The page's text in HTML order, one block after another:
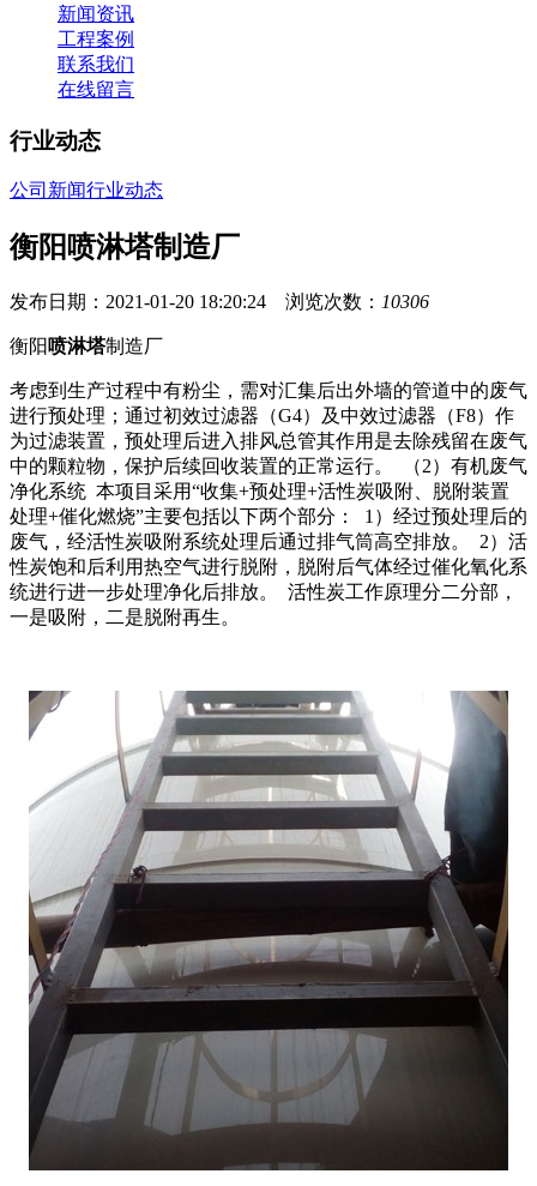
新闻资讯
工程案例
联系我们
在线留言
行业动态
公司新闻行业动态
衡阳喷淋塔制造厂
发布日期：2021-01-20 18:20:24 浏览次数： 10306
衡阳 喷淋塔制造厂
考虑到生产过程中有粉尘，需对汇集后出外墙的管道中的废气
进行预处理；通过初效过滤器（G4）及中效过滤器（F8）作
为过滤装置，预处理后进入排风总管其作用是去除残留在废气
中的颗粒物，保护后续回收装置的正常运行。 （2）有机废气
净化系统 本项目采用“收集+预处理+活性炭吸附、脱附装置
处理+催化燃烧”主要包括以下两个部分： 1）经过预处理后的
废气，经活性炭吸附系统处理后通过排气筒高空排放。 2）活
性炭饱和后利用热空气进行脱附，脱附后气体经过催化氧化系
统进行进一步处理净化后排放。 活性炭工作原理分二分部，
一是吸附，二是脱附再生。